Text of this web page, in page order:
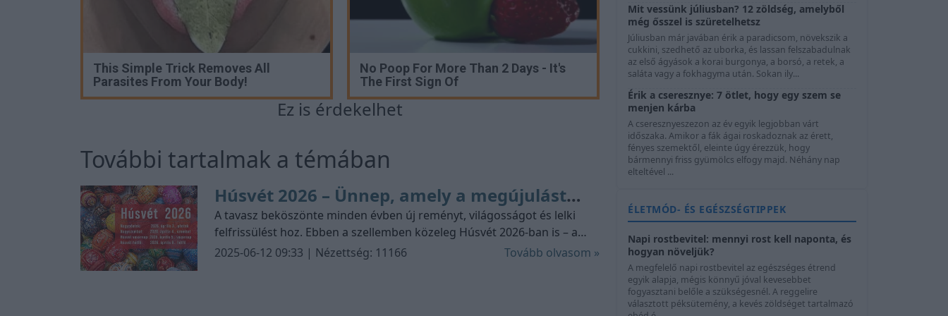
This Simple Trick Removes All
Parasites From Your Body!
No Poop For More Than 2 Days - It's
The First Sign Of
Ez is érdekelhet
További tartalmak a témában
Húsvét 2026 – Ünnep, amely a megújulást
hozza
A tavasz beköszönte minden évben új reményt, világosságot és lelki
felfrissülést hoz. Ebben a szellemben közeleg Húsvét 2026-ban is – a
keresztény világ egyik legfontosabb ünnepe, mely Jézus Krisztus
2025-06-12 09:33 | Nézettség: 11166 Tovább olvasom »
Mit vessünk júliusban? 12 zöldség, amelyből
még ősszel is szüretelhetsz
Júliusban már javában érik a paradicsom, növekszik a
cukkini, szedhető az uborka, és lassan felszabadulnak
az első ágyások a korai burgonya, a borsó, a retek, a
saláta vagy a fokhagyma után. Sokan ily...
Érik a cseresznye: 7 ötlet, hogy egy szem se
menjen kárba
A cseresznyeszezon az év egyik legjobban várt
időszaka. Amikor a fák ágai roskadoznak az érett,
fényes szemektől, eleinte úgy érezzük, hogy
bármennyi friss gyümölcs elfogy majd. Néhány nap
elteltével ...
ÉLETMÓD- ÉS EGÉSZSÉGTIPPEK
Napi rostbevitel: mennyi rost kell naponta, és
hogyan növeljük?
A megfelelő napi rostbevitel az egészséges étrend
egyik alapja, mégis könnyű jóval kevesebbet
fogyasztani belőle a szükségesnél. A reggelire
választott péksütemény, a kevés zöldséget tartalmazó